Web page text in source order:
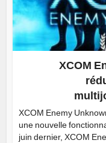
XCOM
XCOM Enemy
une nouvelle
juin dernier, XCOM